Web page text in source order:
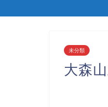
未分類
大森